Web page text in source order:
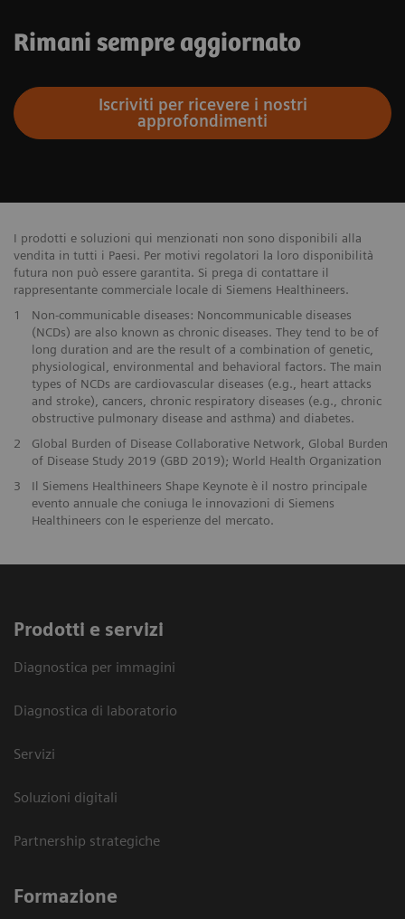
Rimani sempre aggiornato
Iscriviti per ricevere i nostri
approfondimenti
I prodotti e soluzioni qui menzionati non sono disponibili alla
vendita in tutti i Paesi. Per motivi regolatori la loro disponibilità
futura non può essere garantita. Si prega di contattare il
rappresentante commerciale locale di Siemens Healthineers.
1
Non-communicable diseases: Noncommunicable diseases
(NCDs) are also known as chronic diseases. They tend to be of
long duration and are the result of a combination of genetic,
physiological, environmental and behavioral factors. The main
types of NCDs are cardiovascular diseases (e.g., heart attacks
and stroke), cancers, chronic respiratory diseases (e.g., chronic
obstructive pulmonary disease and asthma) and diabetes.
2
Global Burden of Disease Collaborative Network, Global Burden
of Disease Study 2019 (GBD 2019); World Health Organization
3
Il Siemens Healthineers Shape Keynote è il nostro principale
evento annuale che coniuga le innovazioni di Siemens
Healthineers con le esperienze del mercato.
Prodotti e servizi
Diagnostica per immagini
Diagnostica di laboratorio
Servizi
Soluzioni digitali
Partnership strategiche
Formazione